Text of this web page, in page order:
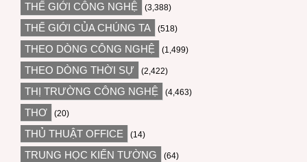
THẾ GIỚI CÔNG NGHỆ (3,388)
THẾ GIỚI CỦA CHÚNG TA (518)
THEO DÒNG CÔNG NGHỆ (1,499)
THEO DÒNG THỜI SỰ (2,422)
THỊ TRƯỜNG CÔNG NGHỆ (4,463)
THƠ (20)
THỦ THUẬT OFFICE (14)
TRUNG HỌC KIẾN TƯỜNG (64)